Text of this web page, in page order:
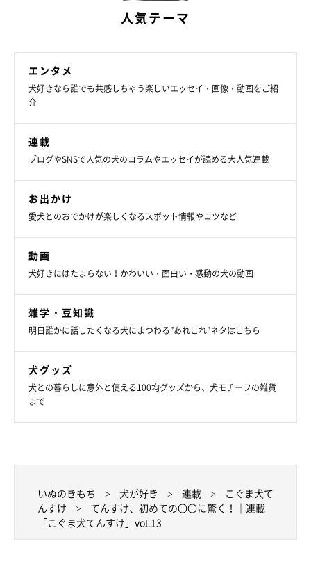
普段、家の近所の踏切で電車が通るのを見てもそんなに反応しな
いので
人気テーマ
エンタメ
犬好きなら誰でも共感しちゃう楽しいエッセイ・画像・動画をご紹
介
連載
ブログやSNSで人気の犬のコラムやエッセイが読める大人気連載
お出かけ
愛犬とのおでかけが楽しくなるスポット情報やコツなど
動画
犬好きにはたまらない！かわいい・面白い・感動の犬の動画
雑学・豆知識
明日誰かに話したくなる犬にまつわる”あれこれ”ネタはこちら
犬グッズ
犬との暮らしに意外と使える100均グッズから、犬モチーフの雑貨
まで
いぬのきもち 犬が好き 連載
こぐま犬て
んすけ
てんすけ、初めての〇〇に驚く！｜連載
「こぐま犬てんすけ」vol.13